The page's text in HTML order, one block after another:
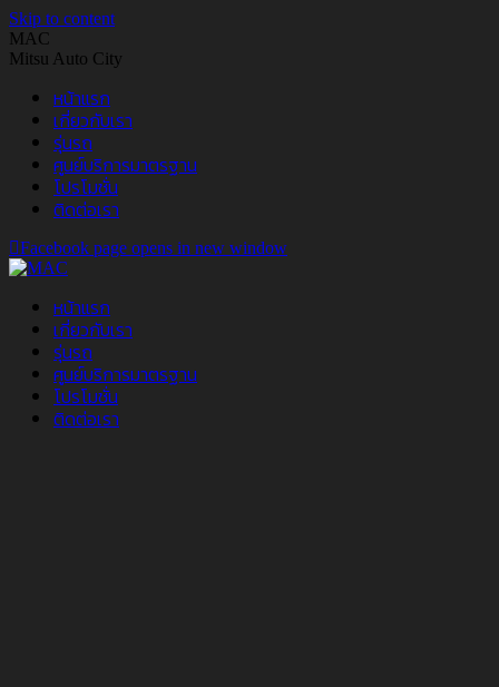
Skip to content
MAC
Mitsu Auto City
หน้าแรก
เกี่ยวกับเรา
รุ่นรถ
ศูนย์บริการมาตรฐาน
โปรโมชั่น
ติดต่อเรา
Facebook page opens in new window
หน้าแรก
เกี่ยวกับเรา
รุ่นรถ
ศูนย์บริการมาตรฐาน
โปรโมชั่น
ติดต่อเรา